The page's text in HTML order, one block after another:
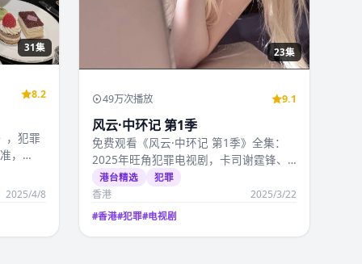
31集
8.2
，犯罪
，
2025/4/8
23集
49万次播放 9.1
风云·中环记 第1季
免费观看《风云·中环记 第1季》全集：
2025年旺角犯罪电视剧，卡司谢霆锋、
张曼玉、吴镇宇，…
港台精选 犯罪
香港 2025/3/22
#香港#犯罪#电视剧